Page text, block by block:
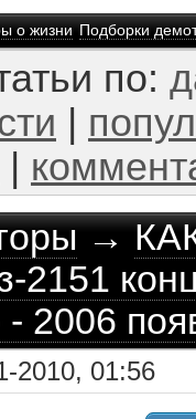
о жизни Подборки
по:
→
- 2006
2010, 01:56